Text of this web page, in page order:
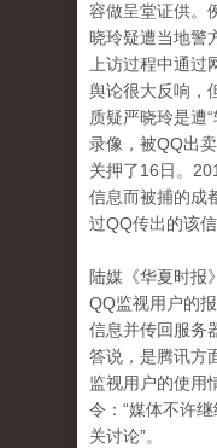
容做呈堂证供。
晓玲疑遭当地警
上访过程中通
舆论很大反响，
质疑严晓玲是遭
录像，被QQ出
关押了16日。
信息而被捕的成
过QQ传出的该信
陆媒《华夏时报
QQ监视用户的
信息并传回服务
答说，是腾讯方
监视用户的使用
令：“媒体不许
关讨论”。